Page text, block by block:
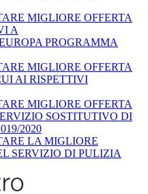
MIGLIORE OFFERTA
A
PROGRAMMA
MIGLIORE OFFERTA
AI RISPETTIVI
MIGLIORE OFFERTA
SOSTITUTIVO DI
2020
LA MIGLIORE
SERVIZIO DI PULIZIA